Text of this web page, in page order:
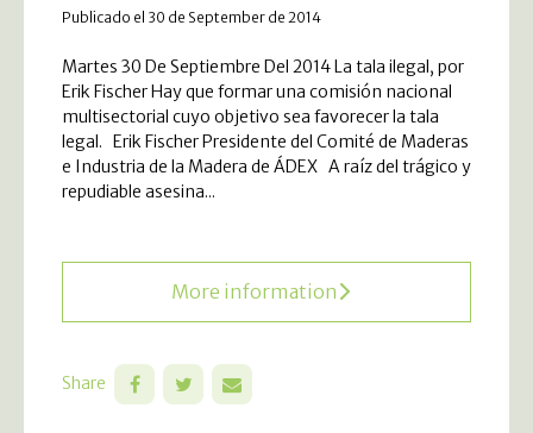
Publicado el 30 de September de 2014
Martes 30 De Septiembre Del 2014 La tala ilegal, por
Erik Fischer Hay que formar una comisión nacional
multisectorial cuyo objetivo sea favorecer la tala
legal. Erik Fischer Presidente del Comité de Maderas
e Industria de la Madera de ÁDEX A raíz del trágico y
repudiable asesina...
More information
Share